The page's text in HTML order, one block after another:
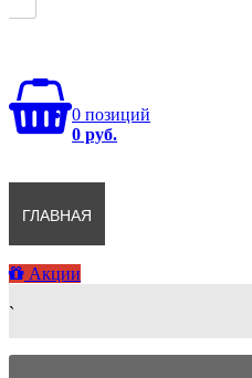
0 позиций
0 руб.
ГЛАВНАЯ
Акции
`